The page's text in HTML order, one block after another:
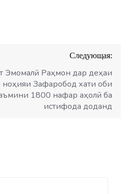
Следующая:
Эмомалӣ Раҳмон дар деҳаи
Зафаробод хати оби
1800 нафар аҳолӣ ба
истифода доданд